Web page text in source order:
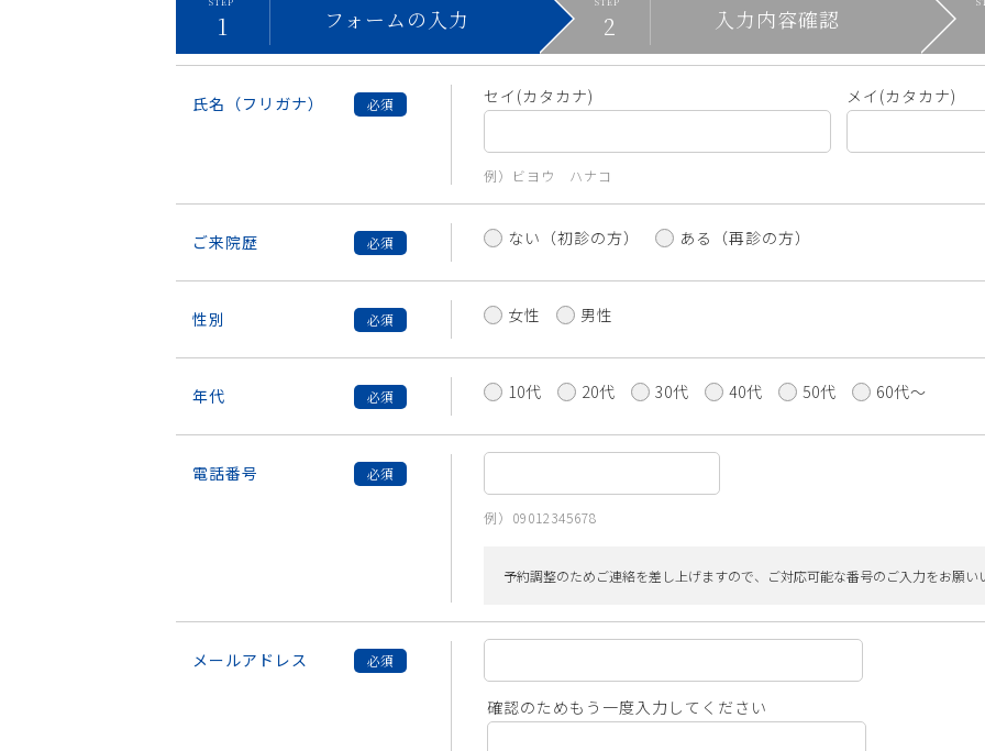
フォームの 入力 入力内容確認
氏名（フリガナ） セイ(カタカナ) メイ(カタカナ)
例）ビヨウ ハナコ
ご来院歴 ない（初診の方） ある（再診の方）
性別 女性 男性
年代 10代 20代 30代 40代 50代 60代〜
電話番号
例）09012345678
予約調整のためご連絡を差し上げますので、ご対応可能な番号のご入力をお願い
メールアドレス
確認のためもう一度入力してください